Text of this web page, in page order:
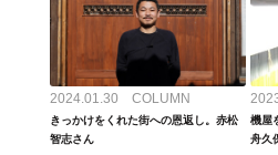
2024.01.30 COLUMN
きっかけをくれた街への恩返し。赤松
智志さん
機屋
舟久